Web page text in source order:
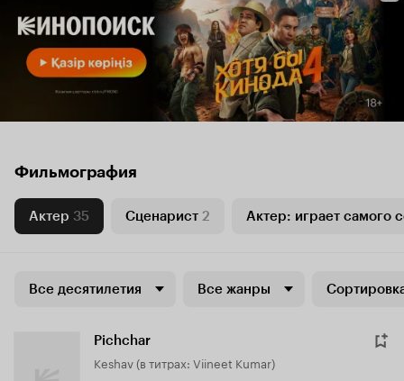
Фильмография
Актер 35 Сценарист 2 Актер: играет самого
Все десятилетия Все жанры
Pichchar
Keshav (в титрах: Viineet Kumar)